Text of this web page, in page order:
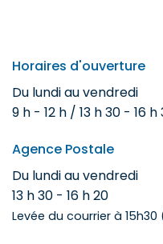
Horaires d'ouverture
Du lundi au vendredi
9 h - 12 h / 13 h 30 - 16 h
Agence Postale
Du lundi au vendredi
13 h 30 - 16 h 20
Levée du courrier à 15h30